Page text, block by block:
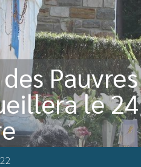
Pauvres
le 24